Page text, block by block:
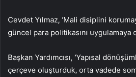
Cevdet Yılmaz, ‘Mali disiplini
güncel para politikasını uygulamaya
Başkan Yardımcısı, ‘Yapısal
çerçeve oluşturduk, orta vadede